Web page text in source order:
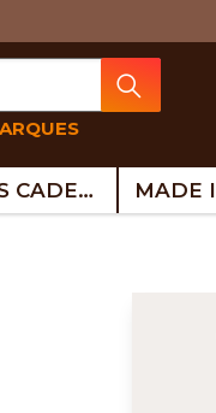
IDÉES CADEAUX